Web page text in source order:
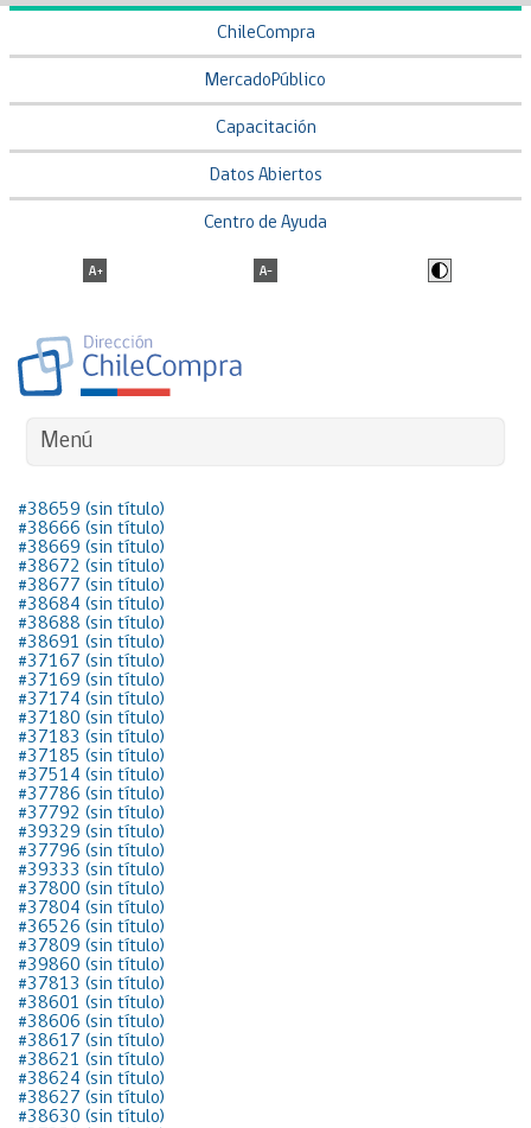
ChileCompra
MercadoPúblico
Capacitación
Datos Abiertos
Centro de Ayuda
Menú
#38659 (sin título)
#38666 (sin título)
#38669 (sin título)
#38672 (sin título)
#38677 (sin título)
#38684 (sin título)
#38688 (sin título)
#38691 (sin título)
#37167 (sin título)
#37169 (sin título)
#37174 (sin título)
#37180 (sin título)
#37183 (sin título)
#37185 (sin título)
#37514 (sin título)
#37786 (sin título)
#37792 (sin título)
#39329 (sin título)
#37796 (sin título)
#39333 (sin título)
#37800 (sin título)
#37804 (sin título)
#36526 (sin título)
#37809 (sin título)
#39860 (sin título)
#37813 (sin título)
#38601 (sin título)
#38606 (sin título)
#38617 (sin título)
#38621 (sin título)
#38624 (sin título)
#38627 (sin título)
#38630 (sin título)